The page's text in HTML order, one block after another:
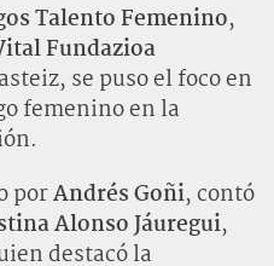
Talento Femenino,
Fundazioa
se puso el foco en
femenino en la
porAndrés Goñi, contó
Alonso Jáuregui,
destacó la